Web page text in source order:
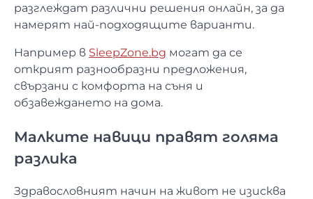
разглеждат различни решения онлайн, за да
намерят най-подходящите варианти.
Например в SleepZone.bg могат да се
открият разнообразни предложения,
свързани с комфорта на съня и
обзавеждането на дома.
Малките навици правят голяма
разлика
Здравословният начин на живот не изисква